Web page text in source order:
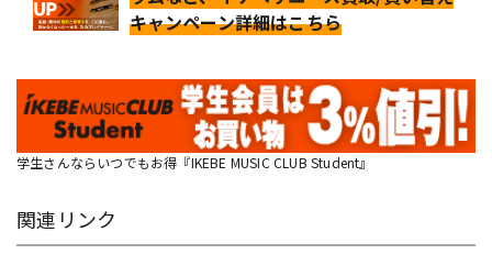
キャンペーン詳細はこちら
学生さんならいつでもお得『IKEBE MUSIC CLUB Student』
関連リンク